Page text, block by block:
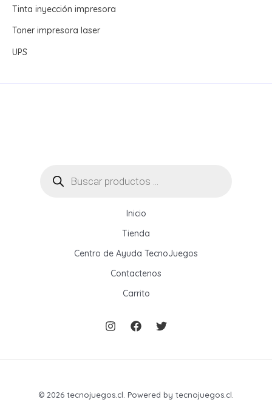
Tinta inyección impresora
Toner impresora laser
UPS
productos
Inicio
Tienda
Centro de Ayuda TecnoJuegos
Contactenos
Carrito
© 2026 tecnojuegos.cl. Powered by tecnojuegos.cl.